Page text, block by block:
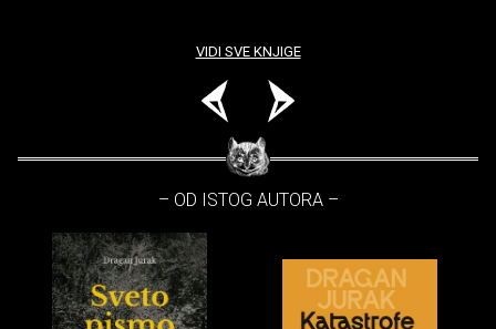
VIDI SVE KNJIGE
– OD ISTOG AUTORA –